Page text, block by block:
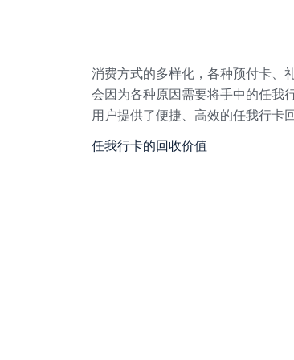
消费方式的多样化，各种预付卡、
会因为各种原因需要将手中的任我
用户提供了便捷、高效的任我行卡
任我行卡的回收价值